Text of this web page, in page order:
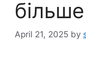
April 21, 2025 by